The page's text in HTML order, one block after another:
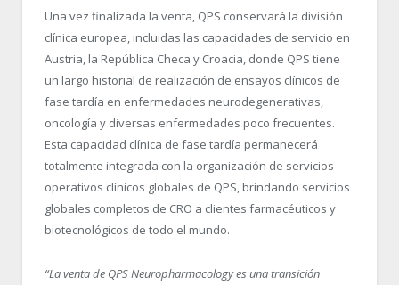
Una vez finalizada la venta, QPS conservará la división
clínica europea, incluidas las capacidades de servicio en
Austria, la República Checa y Croacia, donde QPS tiene
un largo historial de realización de ensayos clínicos de
fase tardía en enfermedades neurodegenerativas,
oncología y diversas enfermedades poco frecuentes.
Esta capacidad clínica de fase tardía permanecerá
totalmente integrada con la organización de servicios
operativos clínicos globales de QPS, brindando servicios
globales completos de CRO a clientes farmacéuticos y
biotecnológicos de todo el mundo.
“La venta de QPS Neuropharmacology es una transición